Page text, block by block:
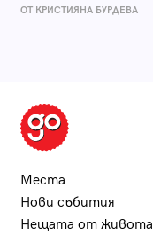
ОТ КРИСТИЯНА БУРДЕВА
Места
Нови събития
Нещата от живота